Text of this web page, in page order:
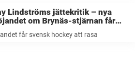
Lindströms jättekritik – nya
om Brynäs-stjärnan får
hockey att rasa: ”Så gör man
får svensk hockey att rasa